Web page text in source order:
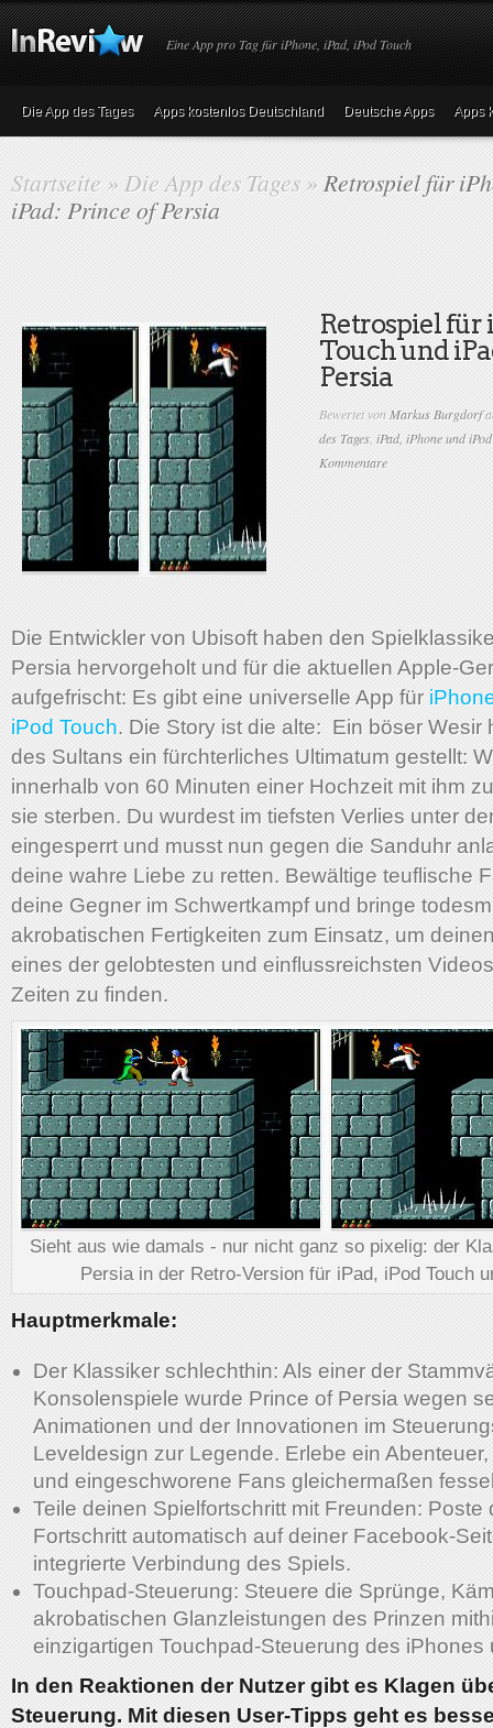
Eine App pro Tag für iPhone, iPad, iPod Touch
Die App des Tages Apps kostenlos Deutschland Deutsche Apps Apps
Startseite » Die App des Tages »Retrospiel für
iPad: Prince of Persia
Retrospiel für
Touch und
Persia
Bewertet vonMarkus Burgdorf
des Tages iPad, iPhone und
Kommentare
Die Entwickler von Ubisoft haben den
Persia hervorgeholt und für die aktuellen Apple-
aufgefrischt: Es gibt eine universelle App für
iPod Touch. Die Story ist die alte: Ein böser Wesir
des Sultans ein fürchterliches Ultimatum gestellt:
innerhalb von 60 Minuten einer Hochzeit mit ihm
sie sterben. Du wurdest im tiefsten Verlies unter
eingesperrt und musst nun gegen die Sanduhr
deine wahre Liebe zu retten. Bewältige teuflische
deine Gegner im Schwertkampf und bringe
akrobatischen Fertigkeiten zum Einsatz, um
eines der gelobtesten und einflussreichsten
Zeiten zu finden.
Sieht aus wie damals - nur nicht ganz so pixelig: der
Persia in der Retro-Version für iPad, iPod Touch
Hauptmerkmale:
Der Klassiker schlechthin: Als einer der
Konsolenspiele wurde Prince of Persia wegen
Animationen und der Innovationen im
Leveldesign zur Legende. Erlebe ein
und eingeschworene Fans gleichermaßen
Teile deinen Spielfortschritt mit Freunden: Poste
Fortschritt automatisch auf deiner Facebook-
integrierte Verbindung des Spiels.
Touchpad-Steuerung: Steuere die Sprünge,
akrobatischen Glanzleistungen des Prinzen
einzigartigen Touchpad-Steuerung des iPhones
In den Reaktionen der Nutzer gibt es Klagen
Steuerung. Mit diesen User-Tipps geht es